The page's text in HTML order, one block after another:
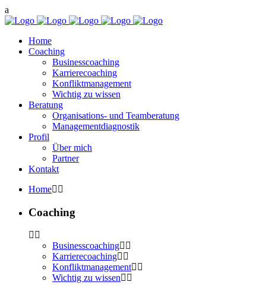
Home
Coaching
Businesscoaching
Karrierecoaching
Konfliktmanagement
Wichtig zu wissen
Beratung
Organisations- und Teamberatung
Managementdiagnostik
Profil
Über mich
Partner
Kontakt
Home
Coaching
Businesscoaching
Karrierecoaching
Konfliktmanagement
Wichtig zu wissen